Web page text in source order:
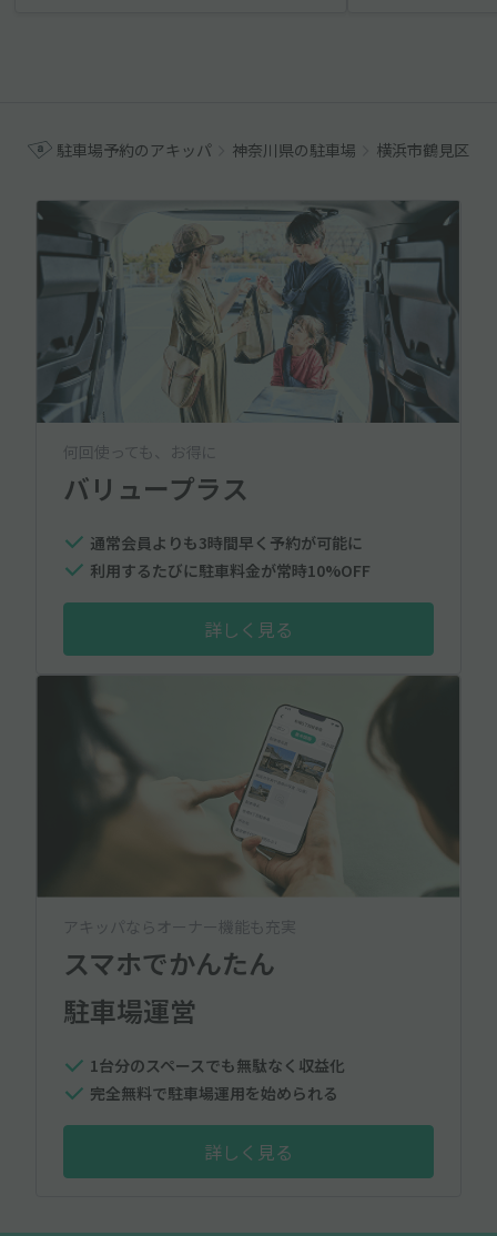
駐車場予約のアキッパ 神奈川県の駐車場 横浜市鶴見区の
何回使っても、お得に
バリュープラス
通常会員よりも3時間早く予約が可能に
利用するたびに駐車料金が常時10%OFF
詳しく見る
アキッパならオーナー機能も充実
スマホでかんたん
駐車場運営
1台分のスペースでも無駄なく収益化
完全無料で駐車場運用を始められる
詳しく見る